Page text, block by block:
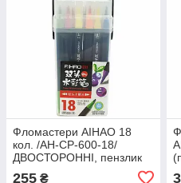
Фломастери AIHAO 18
кол. /AH-CP-600-18/
ДВОСТОРОННІ, пензлик
255 ₴